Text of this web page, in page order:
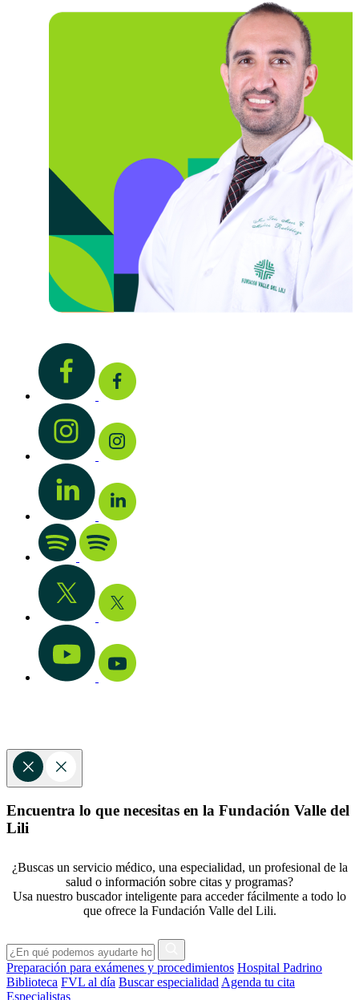
Encuentra lo que necesitas en la Fundación Valle del
Lili
¿Buscas un servicio médico, una especialidad, un profesional de la
salud o información sobre citas y programas?
Usa nuestro buscador inteligente para acceder fácilmente a todo lo
que ofrece la Fundación Valle del Lili.
Preparación para exámenes y procedimientos Hospital Padrino
Biblioteca FVL al día Buscar especialidad Agenda tu cita
Especialistas